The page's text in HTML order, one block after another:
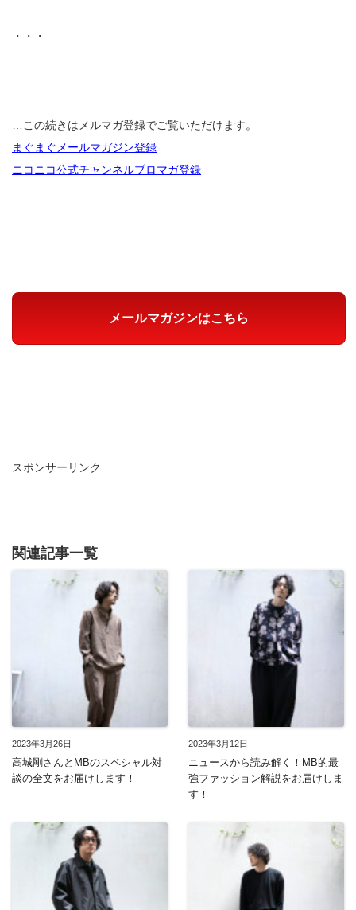
・・・
…この続きはメルマガ登録でご覧いただけます。
まぐまぐメールマガジン登録
ニコニコ公式チャンネルブロマガ登録
メールマガジンはこちら
スポンサーリンク
関連記事一覧
2023年3月26日
高城剛さんとMBのスペシャル対
談の全文をお届けします！
2023年3月12日
ニュースから読み解く！MB的最
強ファッション解説をお届けしま
す！